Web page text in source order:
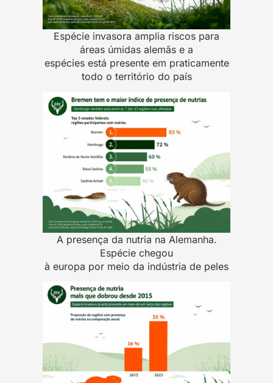
Espécie invasora amplia riscos para
áreas úmidas alemãs e a
espécies está presente em praticamente
todo o território do país
A presença da nutria na Alemanha.
Espécie chegou
à europa por meio da indústria de peles